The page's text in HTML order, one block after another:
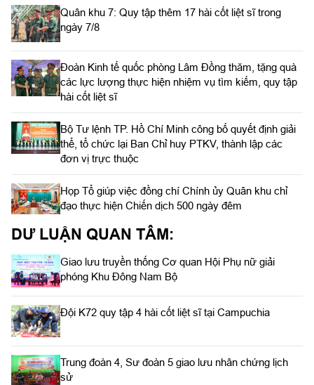
Quân khu 7: Quy tập thêm 17 hài cốt liệt sĩ trong
ngày 7/8
Đoàn Kinh tế quốc phòng Lâm Đồng thăm, tặng quà
các lực lượng thực hiện nhiệm vụ tìm kiếm, quy tập
hài cốt liệt sĩ
Bộ Tư lệnh TP. Hồ Chí Minh công bố quyết định giải
thể, tổ chức lại Ban Chỉ huy PTKV, thành lập các
đơn vị trực thuộc
Họp Tổ giúp việc đồng chí Chính ủy Quân khu chỉ
đạo thực hiện Chiến dịch 500 ngày đêm
DƯ LUẬN QUAN TÂM:
Giao lưu truyền thống Cơ quan Hội Phụ nữ giải
phóng Khu Đông Nam Bộ
Đội K72 quy tập 4 hài cốt liệt sĩ tại Campuchia
Trung đoàn 4, Sư đoàn 5 giao lưu nhân chứng lịch
sử